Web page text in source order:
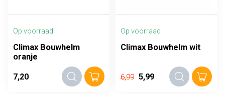
Op voorraad
Climax Bouwhelm
oranje
7,20
Op voorraad
Climax Bouwhelm wit
6,99 5,99